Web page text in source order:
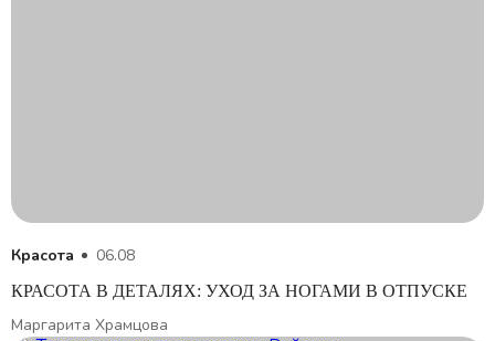
Красота 06.08
КРАСОТА В ДЕТАЛЯХ: УХОД ЗА НОГАМИ В ОТПУСКЕ
Маргарита Храмцова